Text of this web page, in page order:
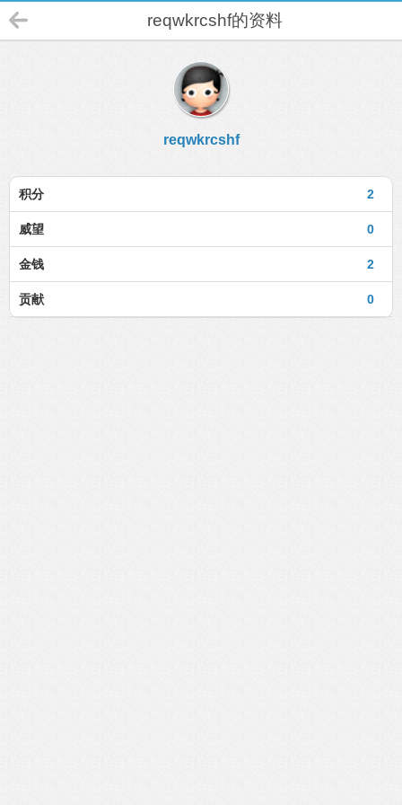
reqwkrcshf的资料
reqwkrcshf
2
积分
0
威望
2
金钱
0
贡献